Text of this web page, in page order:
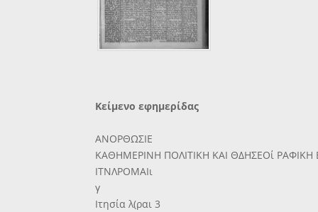
Κείμενο εφημερίδας
ΑΝΟΡΘΩΣΙΕ
ΚΑΘΗΜΕΡΙΝΗ ΠΟΛΙΤΙΚΗ ΚΑΙ ΘΔΗΣΕΟί ΡΑΦΙΚΗ
ΙΤΝΛΡΟΜΑΙι
γ
Ιτησία λ(ραι 3